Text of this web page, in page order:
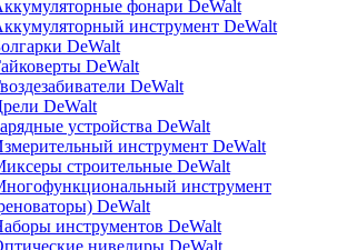
фонари DeWalt
инструмент DeWalt
DeWalt
DeWalt
DeWalt
DeWalt
устройства DeWalt
инструмент DeWalt
строительные DeWalt
инструмент
DeWalt
инструментов DeWalt
нивелиры DeWalt